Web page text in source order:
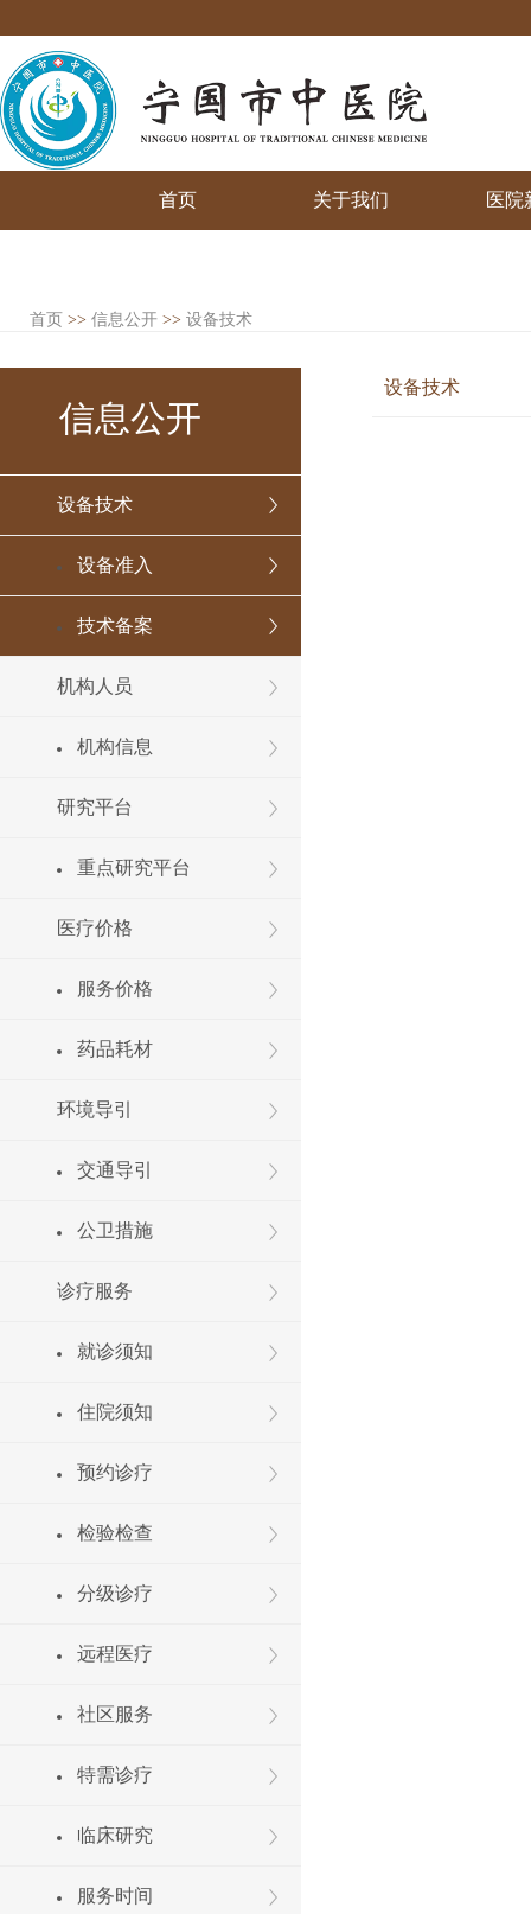
首页 关于我们 医院
首页 >> 信息公开 >> 设备技术
信息公开
设备技术
设备准入
技术备案
机构人员
机构信息
研究平台
重点研究平台
医疗价格
服务价格
药品耗材
环境导引
交通导引
公卫措施
诊疗服务
就诊须知
住院须知
预约诊疗
检验检查
分级诊疗
远程医疗
社区服务
特需诊疗
临床研究
服务时间
设备技术